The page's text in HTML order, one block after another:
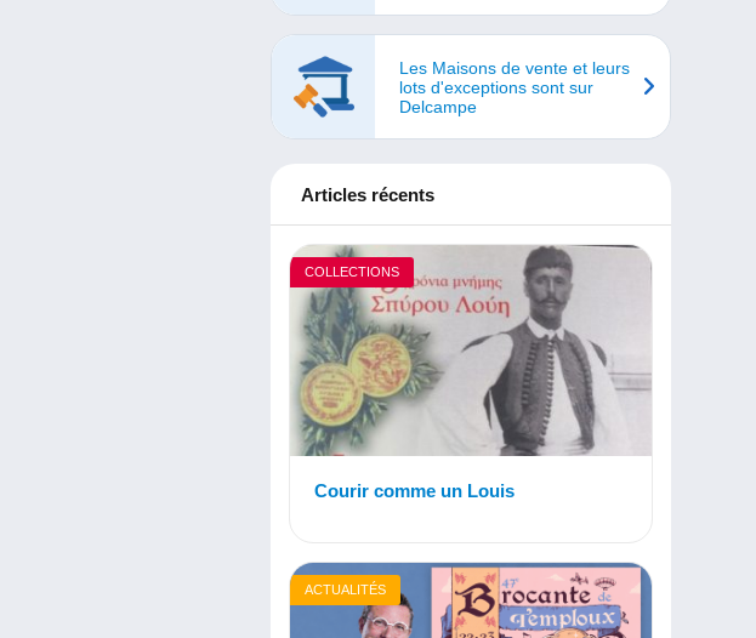
Les Maisons de vente et leurs
lots d'exceptions sont sur
Delcampe
Articles récents
COLLECTIONS
Courir comme un Louis
ACTUALITÉS